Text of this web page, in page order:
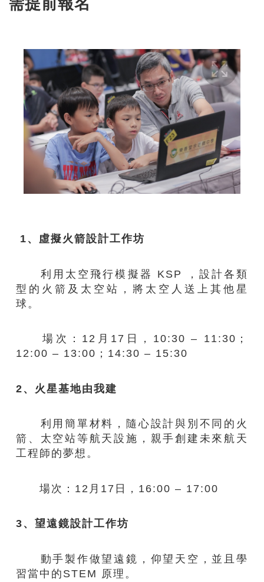
1、虛擬火箭設計工作坊
利用太空飛行模擬器 KSP ，設計各類
型的火箭及太空站，將太空人送上其他星
球。
場次：12月17日，10:30 – 11:30​；
12:00 – 13:00​；14:30 – 15:30
2、火星基地由我建
利用簡單材料，隨心設計與別不同的火
箭、太空站等航天設施，親手創建未來航天
工程師的夢想。
場次：12月17日，16:00 – 17:00​
3、望遠鏡設計工作坊
動手製作做望遠鏡，仰望天空，並且學
習當中的STEM 原理。